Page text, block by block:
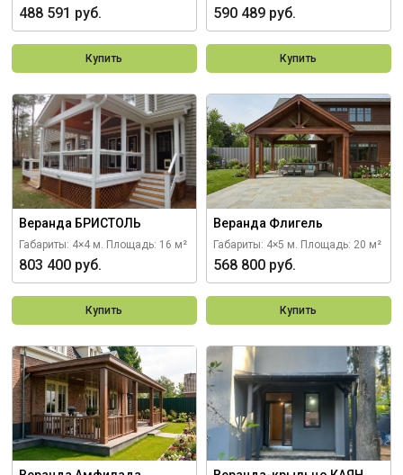
488 591 руб.
Купить
590 489 руб.
Купить
Веранда БРИСТОЛЬ
Габариты: 4×4 м. Площадь: 16 м²
803 400 руб.
Купить
Веранда Флигель
Габариты: 4×5 м. Площадь: 20 м²
568 800 руб.
Купить